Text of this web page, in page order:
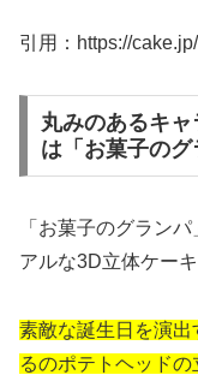
引用：https://
丸みのあるキ
は「お菓子のグ
「お菓子のグラン
アルな3D立体ケー
素敵な誕生日を演
るのポテトヘッドの